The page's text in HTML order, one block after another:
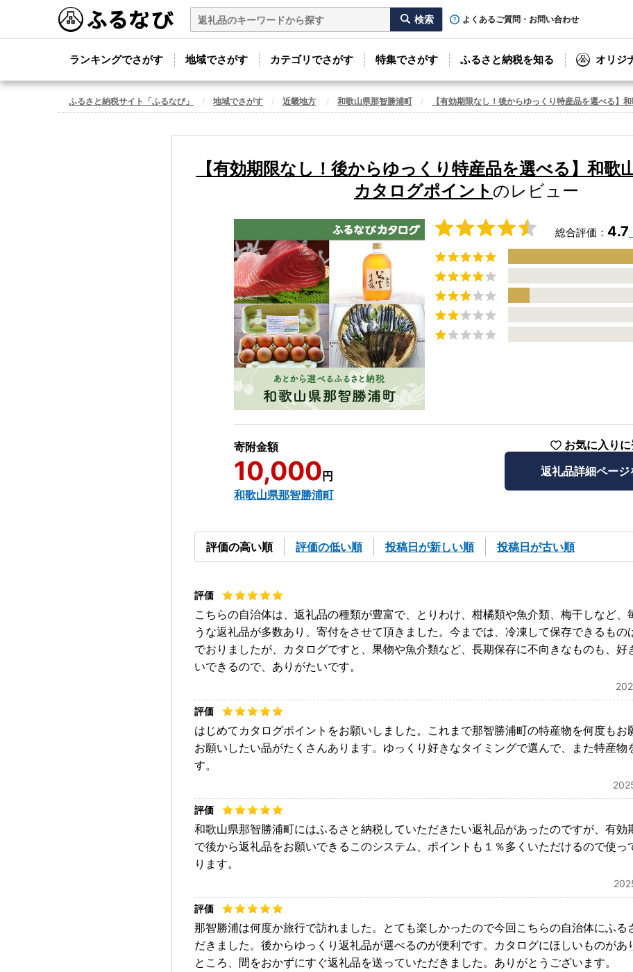
よくあるご質問・お問い合わせ
ランキングでさがす 地域でさがす カテゴリでさがす 特集でさがす ふるさと納税を知る オリジ
ふるさと納税サイト「ふるなび」 地域でさがす 近畿地方 和歌山県那智勝浦町 【有効期限なし！後からゆっくり特産品を選べる】
【有効期限なし！後からゆっくり特産品を選べる】和歌
カタログポイント のレビュー
総合評価： 4.7
寄附金額
10,000 円
和歌山県那智勝浦町
お気に入り
返礼品詳細ページ
評価の高い順 評価の低い順 投稿日が新しい順 投稿日が古い順
こちらの自治体は、返礼品の種類が豊富で、とりわけ、柑橘類や魚介類、梅干しなど、
うな返礼品が多数あり、寄付をさせて頂きました。今までは、冷凍して保存できるもの
でおりましたが、カタログですと、果物や魚介類など、長期保存に不向きなものも、好
いできるので、ありがたいです。
はじめてカタログポイントをお願いしました。これまで那智勝浦町の特産物を何度もお
お願いしたい品がたくさんあります。ゆっくり好きなタイミングで選んで、また特産物
す。
和歌山県那智勝浦町にはふるさと納税していただきたい返礼品があったのですが、有効
で後から返礼品をお願いできるこのシステム、ポイントも１％多くいただけるので使っ
ります。
那智勝浦は何度か旅行で訪れました。とても楽しかったので今回こちらの自治体にふる
だきました。後からゆっくり返礼品が選べるのが便利です。カタログにほしいもの
ところ、間をおかずにすぐ返礼品を送っていただきました。ありがとうございます。